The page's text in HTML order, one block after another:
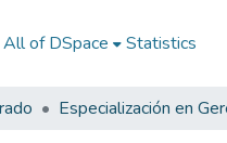
All of DSpace Statistics